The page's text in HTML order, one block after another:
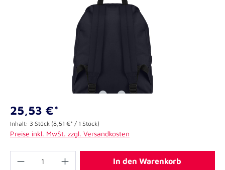
25,53 €*
Inhalt: 3 Stück (8,51 €* / 1 Stück)
Preise inkl. MwSt. zzgl. Versandkosten
In den Warenkorb